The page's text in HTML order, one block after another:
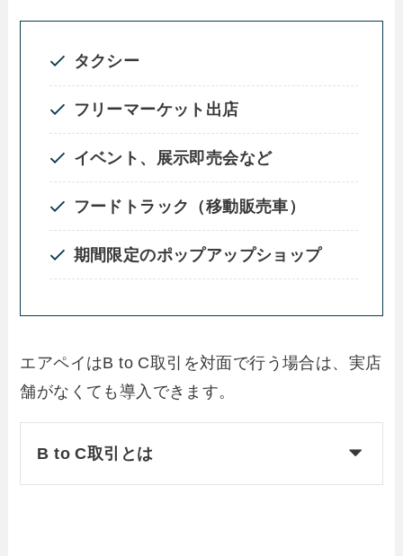
タクシー
フリーマーケット出店
イベント、展示即売会など
フードトラック（移動販売車）
期間限定のポップアップショップ
エアペイはB to C取引を対面で行う場合は、実店
舗がなくても導入できます。
B to C取引とは